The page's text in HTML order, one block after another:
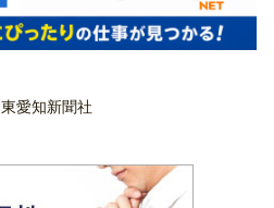
東愛知新聞社